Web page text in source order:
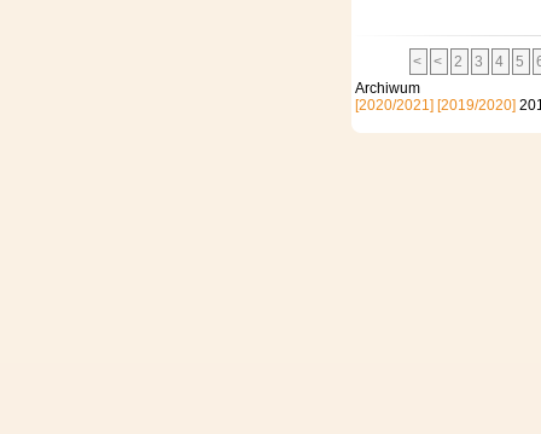
< < 2 3 4 5
[2020/2021] [2019/2020]